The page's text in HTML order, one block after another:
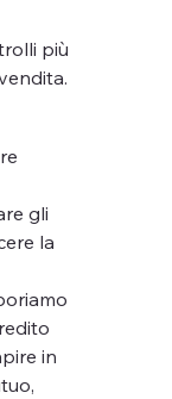
più
gli
la
in